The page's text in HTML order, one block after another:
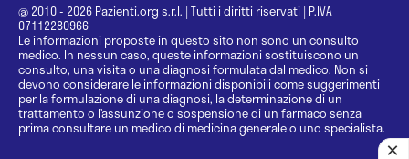
@ 2010 - 2026 Pazienti.org s.r.l. | Tutti i diritti riservati | P.IVA
07112280966
Le informazioni proposte in questo sito non sono un consulto
medico. In nessun caso, queste informazioni sostituiscono un
consulto, una visita o una diagnosi formulata dal medico. Non si
devono considerare le informazioni disponibili come suggerimenti
per la formulazione di una diagnosi, la determinazione di un
trattamento o l’assunzione o sospensione di un farmaco senza
prima consultare un medico di medicina generale o uno specialista.